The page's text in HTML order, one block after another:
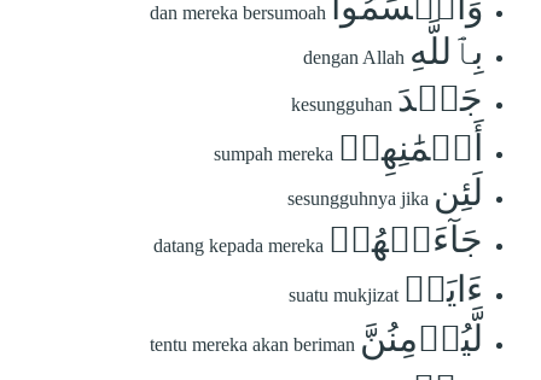
dan mereka bersumoah
بِٱللَّهِ dengan Allah
جَهۡدَ kesungguhan
أَيۡمَٰنِهِمۡ sumpah mereka
لَئِن sesungguhnya jika
جَآءَتۡهُمۡ datang kepada mereka
ءَايَةٞ suatu mukjizat
لَّيُؤۡمِنُنَّ tentu mereka akan beriman